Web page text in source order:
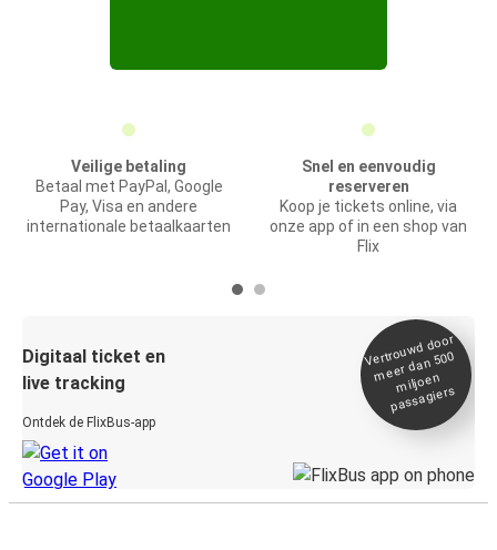
Veilige betaling
Betaal met PayPal, Google
Pay, Visa en andere
internationale betaalkaarten
Snel en eenvoudig
reserveren
Koop je tickets online, via
onze app of in een shop van
Flix
Digitaal ticket en
live tracking
Ontdek de FlixBus-app
Vertrou
wd door
meer dan 500
miljoen
passagiers